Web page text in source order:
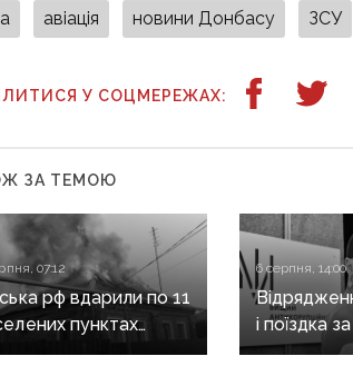
авіація новини Донбасу ЗСУ
У СОЦМЕРЕЖАХ:
ЗА ТЕМОЮ
07:12
рф вдарили по 11
пунктах
одна людина
6 серпня, 14:00
і поїздка
знову